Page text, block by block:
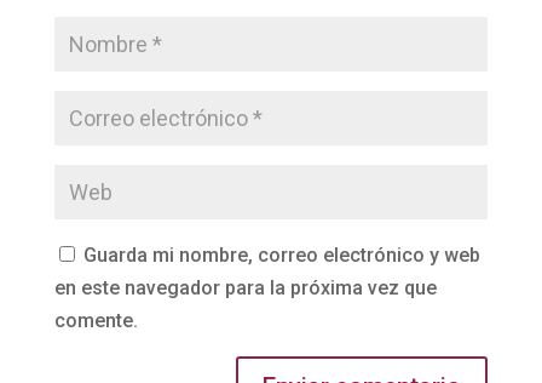
Guarda mi nombre, correo electrónico y web
en este navegador para la próxima vez que
comente.